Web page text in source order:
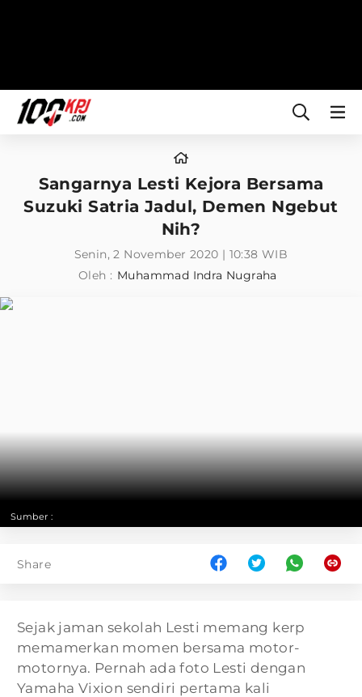
Sangarnya Lesti Kejora Bersama
Suzuki Satria Jadul, Demen Ngebut
Nih?
Senin, 2 November 2020 | 10:38 WIB
Oleh : Muhammad Indra Nugraha
Sumber :
Share
Sejak jaman sekolah Lesti memang kerp
memamerkan momen bersama motor-
motornya. Pernah ada foto Lesti dengan
Yamaha Vixion sendiri pertama kali